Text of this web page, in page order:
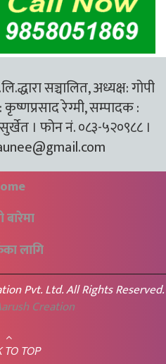
सञ्चालित, अध्यक्ष: गोपी
कृष्णप्रसाद रेग्मी, सम्पादक :
। फोन नं. ०८३-५२०९८८ ।
बारेमा
लागि
Pvt. Ltd. All Rights Reserved.
Creation
TO TOP